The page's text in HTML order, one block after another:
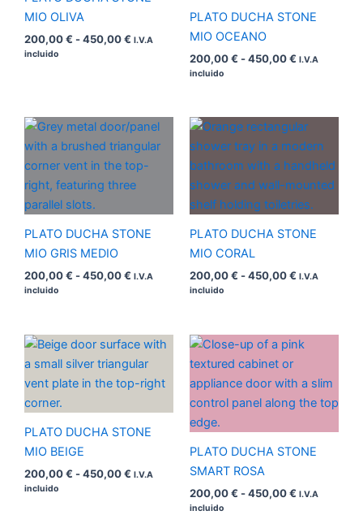
MIO OLIVA
200,00€ -450,00€ I.V.A
incluido
PLATO DUCHA STONE
MIO OCEANO
200,00€ -450,00€ I.V.A
incluido
PLATO DUCHA STONE
MIO GRIS MEDIO
200,00€ -450,00€
Rango
de
precios:
desde
hasta
I.V.A
incluido
PLATO DUCHA STONE
MIO CORAL
200,00€ -450,00€
Rango
precios:
desde
200,00 €
hasta
450,00 €
I.V.A
incluido
PLATO DUCHA STONE
MIO BEIGE
200,00€ -450,00€
Rango
precios:
desde
I.V.A
incluido
PLATO DUCHA STONE
SMART ROSA
200,00€ -450,00€
Rango
desde
200,00 €
hasta
I.V.A
incluido